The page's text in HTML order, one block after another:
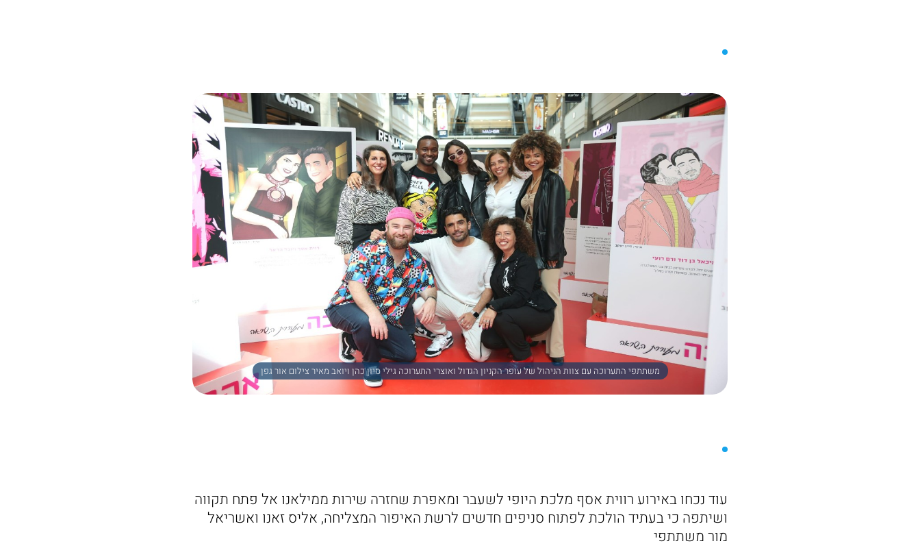
משתתפי התערוכה עם צוות הניהול של עופר הקניון הגדול ואוצרי התערוכה גילי סיון כהן ויואב מאיר צילום אור גפן
עוד נכחו באירוע רווית אסף מלכת היופי לשעבר ומאפרת שחזרה שירות ממילאנו אל פתח תקווה
ושיתפה כי בעתיד הולכת לפתוח סניפים חדשים לרשת האיפור המצליחה, אליס זאנו ואשריאל
מור משתתפי